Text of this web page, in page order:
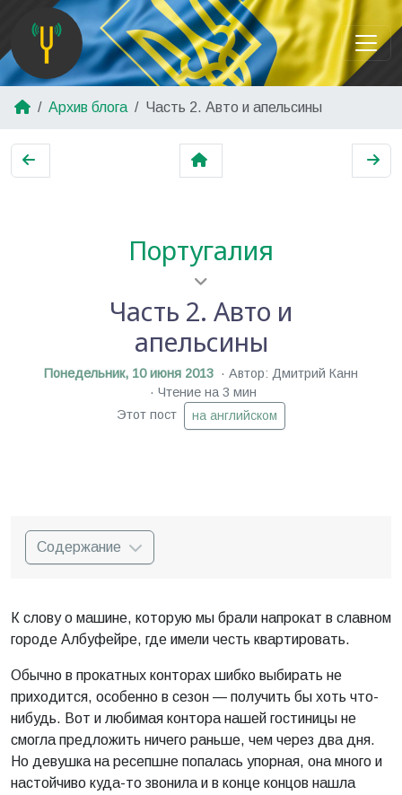
Архив блога Часть 2. Авто и апельсины
Португалия
Часть 2. Авто и
апельсины
Понедельник, 10 июня 2013
Автор: Дмитрий Канн
Чтение на 3 мин
Этот пост
на английском
Содержание
К слову о машине, которую мы брали напрокат в славном
городе Албуфейре, где имели честь квартировать.
Обычно в прокатных конторах шибко выбирать не
приходится, особенно в сезон — получить бы хоть что-
нибудь. Вот и любимая контора нашей гостиницы не
смогла предложить ничего раньше, чем через два дня.
Но девушка на ресепшне попалась упорная, она много и
настойчиво куда-то звонила и в конце концов нашла